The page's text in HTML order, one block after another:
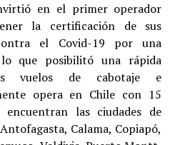
en el primer operador
la certificación de sus
el Covid-19 por una
que posibilitó una rápida
vuelos de cabotaje e
opera en Chile con 15
las ciudades de
Calama, Copiapó,